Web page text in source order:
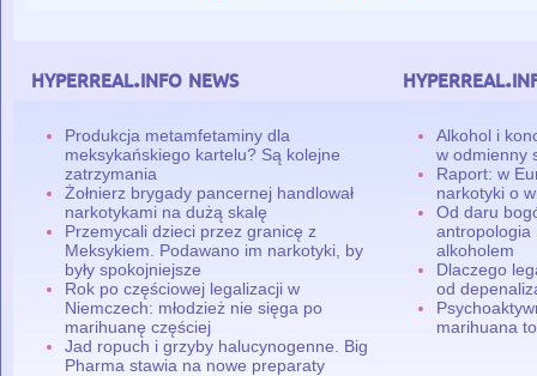
hyperreal.info news
Produkcja metamfetaminy dla
meksykańskiego kartelu? Są kolejne
zatrzymania
Żołnierz brygady pancernej handlował
narkotykami na dużą skalę
Przemycali dzieci przez granicę z
Meksykiem. Podawano im narkotyki, by
były spokojniejsze
Rok po częściowej legalizacji w
Niemczech: młodzież nie sięga po
marihuanę częściej
Jad ropuch i grzyby halucynogenne. Big
Pharma stawia na nowe preparaty
Alkohol i
w odmienny
Raport: w
narkotyki o
Od daru
antropologia
alkoholem
Dlaczego
od
marihuana